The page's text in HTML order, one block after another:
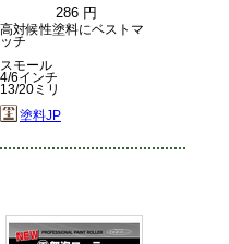
286 円
高対候性塗料にベストマ
ッチ
スモール
4/6インチ
13/20ミリ
塗料JP